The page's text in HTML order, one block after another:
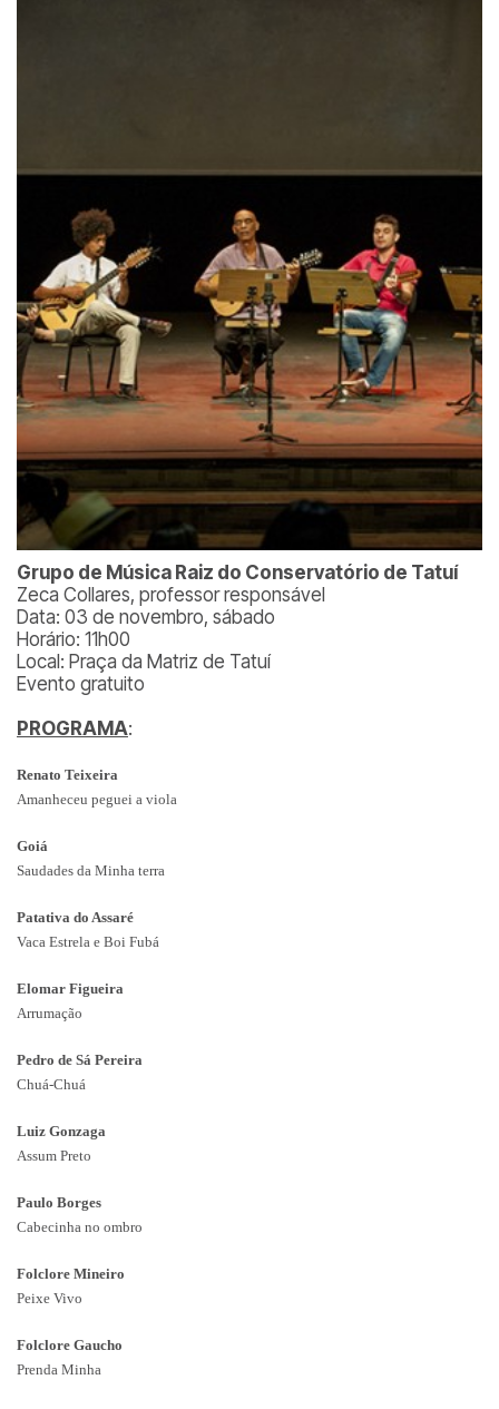
Grupo de Música Raiz do Conservatório de Tatuí
Zeca Collares, professor responsável
Data: 03 de novembro, sábado
Horário: 11h00
Local: Praça da Matriz de Tatuí
Evento gratuito
PROGRAMA:
Renato Teixeira
Amanheceu peguei a viola
Goiá
Saudades da Minha terra
Patativa do Assaré
Vaca Estrela e Boi Fubá
Elomar Figueira
Arrumação
Pedro de Sá Pereira
Chuá-Chuá
Luiz Gonzaga
Assum Preto
Paulo Borges
Cabecinha no ombro
Folclore Mineiro
Peixe Vivo
Folclore Gaucho
Prenda Minha